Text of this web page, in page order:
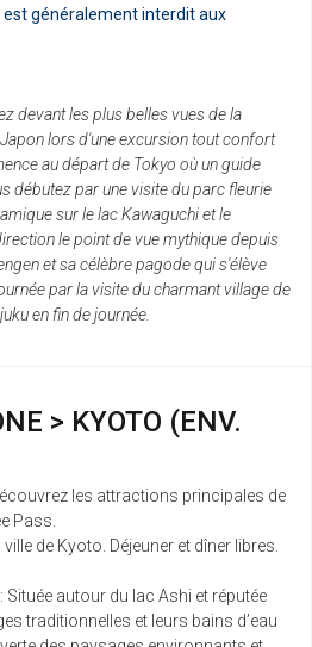
généralement interdit aux
devant les plus belles vues de la
lors d'une excursion tout confort
au départ de Tokyo où un guide
débutez par une visite du parc fleurie
sur le lac Kawaguchi et le
le point de vue mythique depuis
et sa célèbre pagode qui s'élève
par la visite du charmant village de
en fin de journée.
> KYOTO (ENV.
les attractions principales de
Pass.
de Kyoto. Déjeuner et dîner libres.
: Située autour du lac Ashi et réputée
traditionnelles et leurs bains d’eau